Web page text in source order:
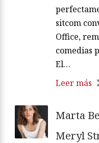
sitcom
Office,
comedias
El…
Leer más
Marta
Meryl